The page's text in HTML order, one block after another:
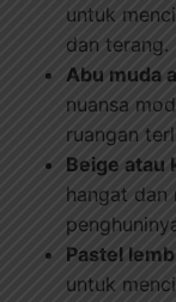
untuk
dan terang.
Abu muda
nuansa
ruangan
Beige atau
hangat dan
Pastel
untuk